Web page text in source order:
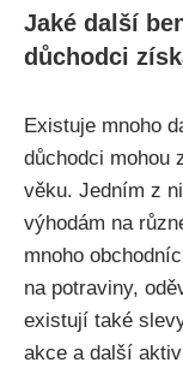
Jaké další
důchodci
Existuje mnoho
důchodci mohou
věku. Jedním z
výhodám na
mnoho
na potraviny,
existují také
akce a další